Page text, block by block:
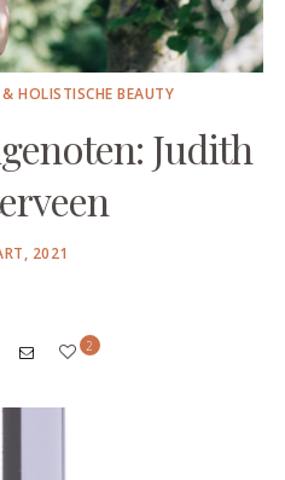
HOLISTISCHE BEAUTY
Judith
2021
2